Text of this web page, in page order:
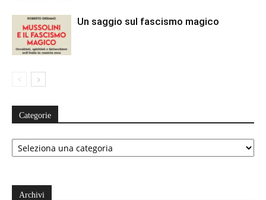
Un saggio sul fascismo magico
Categorie
Categorie
Archivi